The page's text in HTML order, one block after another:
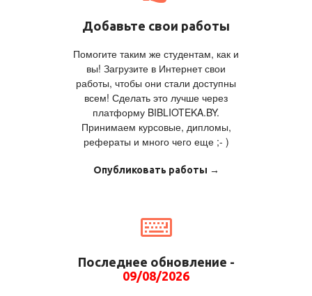
Добавьте свои работы
Помогите таким же студентам, как и
вы! Загрузите в Интернет свои
работы, чтобы они стали доступны
всем! Сделать это лучше через
платформу BIBLIOTEKA.BY.
Принимаем курсовые, дипломы,
рефераты и много чего еще ;- )
Опубликовать работы →
Последнее обновление -
09/08/2026